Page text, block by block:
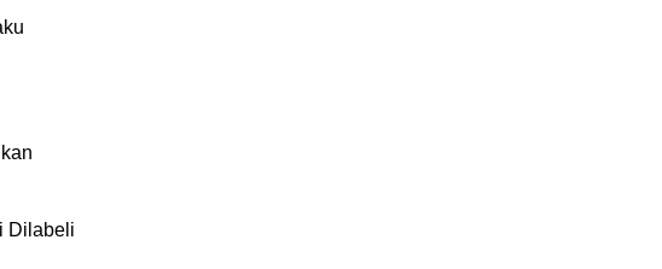
Dilabeli